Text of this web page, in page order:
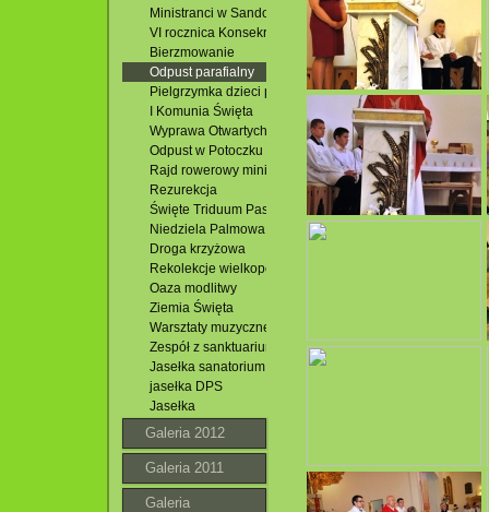
Ministranci w Sandomierzu
VI rocznica Konsekracji kościoła
Bierzmowanie
Odpust parafialny
Pielgrzymka dzieci pierwszokomunijnych
I Komunia Święta
Wyprawa Otwartych Oczu
Odpust w Potoczku
Rajd rowerowy ministrantów
Rezurekcja
Święte Triduum Paschalne
Niedziela Palmowa
Droga krzyżowa
Rekolekcje wielkopostne
Oaza modlitwy
Ziemia Święta
Warsztaty muzyczne w Jacni
Zespół z sanktuarium
Jasełka sanatorium
jasełka DPS
Jasełka
Galeria 2012
Galeria 2011
Galeria